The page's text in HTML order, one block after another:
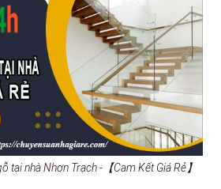
tại nhà Nhơn Trạch -【Cam Kết Giá Rẻ】